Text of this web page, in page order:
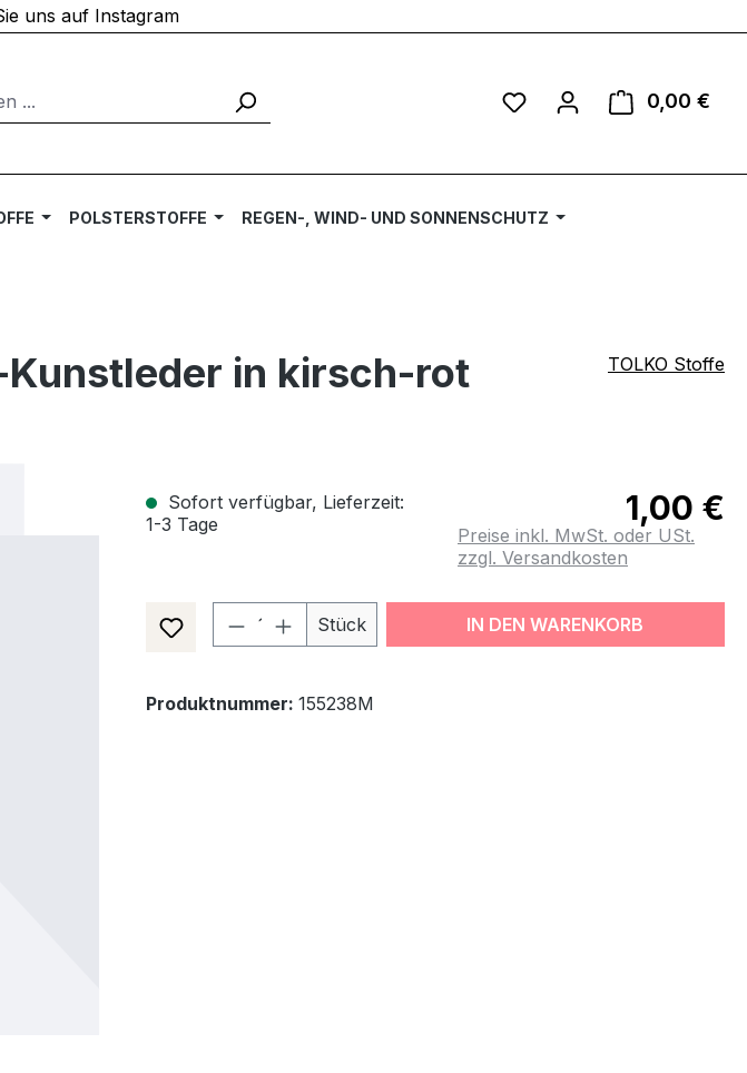
uns auf Instagram
Du hast 0 Produkte auf
0,00 €
POLSTERSTOFFE REGEN-, WIND- UND SONNENSCHUTZ
in kirsch-rot TOLKO Stoffe
Sofort verfügbar, Lieferzeit:
1-3 Tage
1,00 €
Preise inkl. MwSt. oder USt.
zzgl. Versandkosten
Produkt Anzahl: Gib den gewünschten
Stück IN DEN WARENKORB
Produktnummer: 155238M